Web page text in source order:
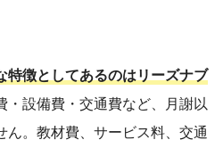
特徴としてあるのはリーズナブ
・設備費・交通費など、月謝以
。教材費、サービス料、交通